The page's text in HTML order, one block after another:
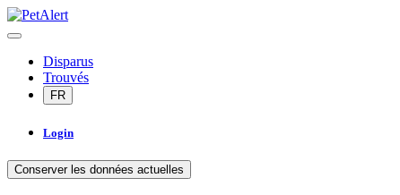
Disparus
Trouvés
FR
Login
Conserver les données actuelles